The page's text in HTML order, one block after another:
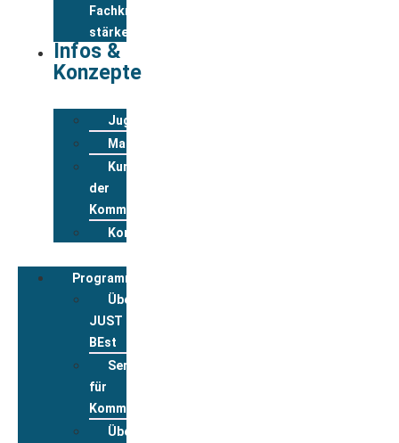
Fachkräfte
stärken
Infos &
Konzepte
Jugendwohnkonzepte
Materialpool
Kurzportraits
der
Kommunen
Kontakt
Programmbegleitung
Über
JUST
BEst
Service
für
Kommunen
Über